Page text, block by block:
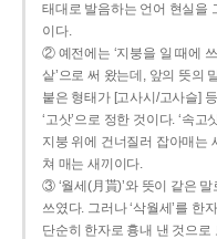
태대로 발음하는 언어 현실을
이다.
② 예전에는 ‘지붕을 일 때에 쓰
샅’으로 써 왔는데, 앞의 뜻의
붙은 형태가 [고사시/고사슬]
‘고삿’으로 정한 것이다. ‘속
지붕 위에 건너질러 잡아매는
쳐 매는 새끼이다.
③ ‘월세(月貰)’와 뜻이 같은 말
쓰였다. 그러나 ‘삭월세’를 한
단순히 한자로 흉내 낸 것으로